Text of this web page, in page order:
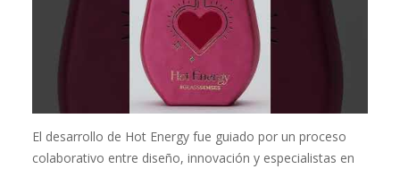
El desarrollo de Hot Energy fue guiado por un proceso
colaborativo entre diseño, innovación y especialistas en